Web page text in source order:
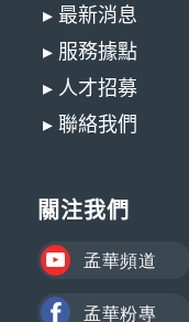
▸ 最新消息
▸ 服務據點
▸ 人才招募
▸ 聯絡我們
關注我們